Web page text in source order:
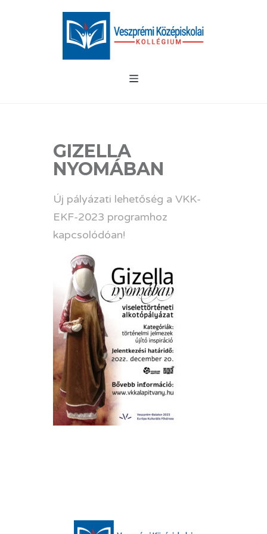
GIZELLA
NYOMÁBAN
Új pályázati lehetőség a VKK-
EKF-2023 programhoz
kapcsolódóan!